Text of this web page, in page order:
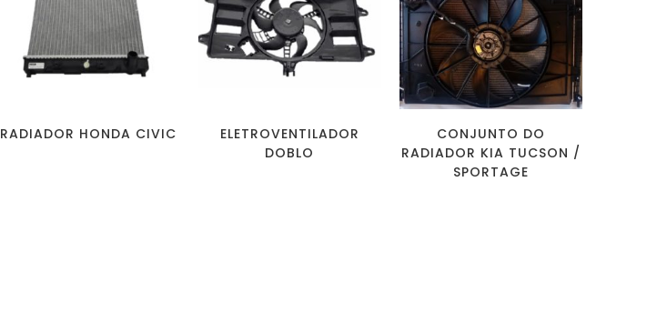
RADIADOR HONDA CIVIC
ELETROVENTILADOR
DOBLO
CONJUNTO DO
RADIADOR KIA TUCSON /
SPORTAGE